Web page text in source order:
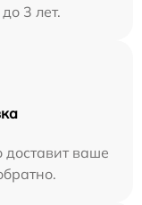
3 лет.
ваше